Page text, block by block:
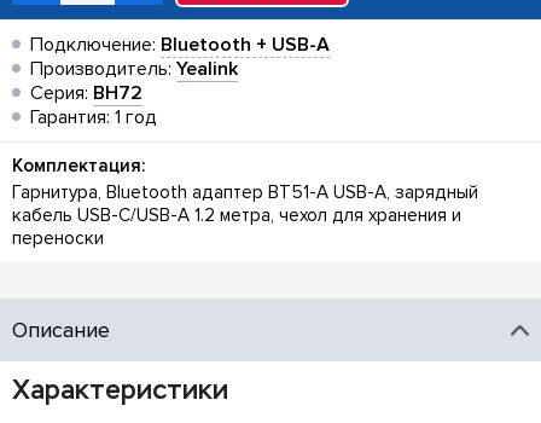
Подключение: Bluetooth + USB-A
Производитель: Yealink
Серия: BH72
Гарантия: 1 год
Комплектация:
Гарнитура, Bluetooth адаптер BT51-A USB-A, зарядный
кабель USB-C/USB-A 1.2 метра, чехол для хранения и
переноски
Описание
Характеристики